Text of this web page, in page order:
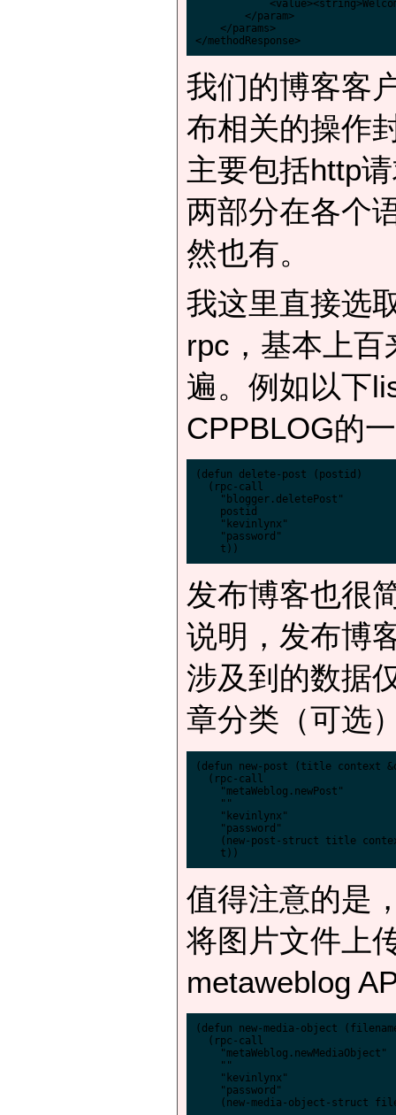
        </param>
    </params>
我们的博客客
布相关的操作
主要包括http
两部分在各个
然也有。
我这里直接选
rpc，基本上
遍。例如以下
CPPBLOG的
(defun delete-post (postid)
  (rpc-call
    "blogger.deletePost"
    postid
    "kevinlynx"
    "password"
发布博客也很
说明，发布博
涉及到的数据
章分类（可选
(defun new-post (title context
  (rpc-call
    "metaWeblog.newPost"
    ""
    "kevinlynx"
    "password"
(new-post-struct title
值得注意的是
将图片文件上
metaweblog
(defun new-media-object
  (rpc-call
    "metaWeblog.newMediaObject"
    ""
    "kevinlynx"
    "password"